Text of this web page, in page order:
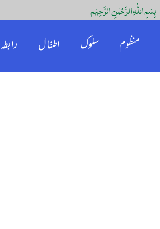
بِسْمِ اللّٰہِ الرَّحْمٰنِ الرَّحِیْم
منظوم سلوک اطفال رابطہ